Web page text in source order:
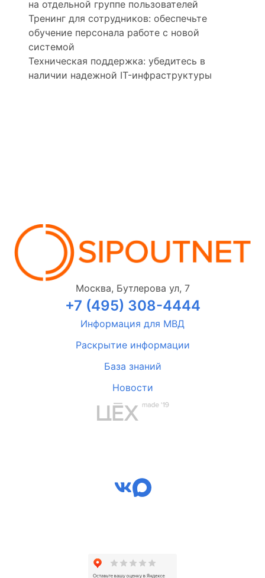
на отдельной группе пользователей
Тренинг для сотрудников: обеспечьте
обучение персонала работе с новой
системой
Техническая поддержка: убедитесь в
наличии надежной IT-инфраструктуры
Москва, Бутлерова ул, 7
+7 (495) 308-4444
Информация для МВД
Раскрытие информации
База знаний
Новости